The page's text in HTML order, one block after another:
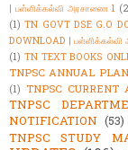
| பள்ளிக்கல்வி அரசாணை 1
(1) TN GOVT DSE G.O
DOWNLOAD |
(1) TN TEXT BOOKS
TNPSC ANNUAL
(1) TNPSC CURRENT
TNPSC
NOTIFICATION (53)
TNPSC STUDY